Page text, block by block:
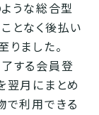
ような総合型
となく後払い
ました。
する会員登
翌月にまとめ
で利用できる